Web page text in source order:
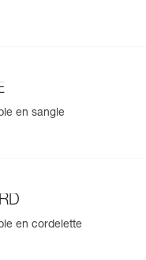
en sangle
en cordelette